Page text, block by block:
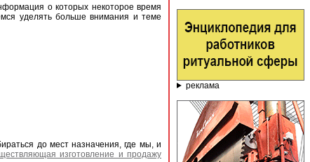
о которых некоторое время
уделять больше внимания и теме
до мест назначения, где мы, и
изготовление и продажу
реклама